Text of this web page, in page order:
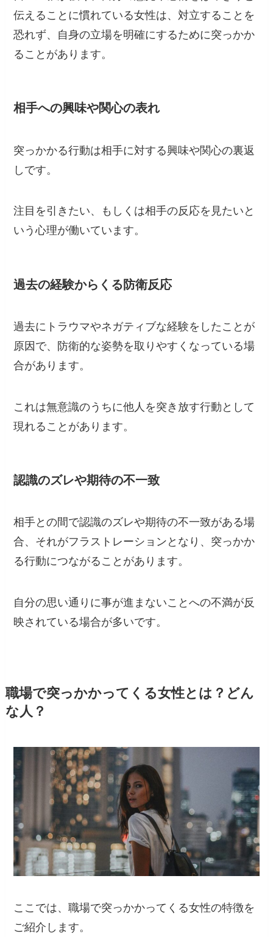
伝えることに慣れている女性は、対立することを
恐れず、自身の立場を明確にするために突っかか
ることがあります。
相手への興味や関心の表れ
突っかかる行動は相手に対する興味や関心の裏返
しです。
注目を引きたい、もしくは相手の反応を見たいと
いう心理が働いています。
過去の経験からくる防衛反応
過去にトラウマやネガティブな経験をしたことが
原因で、防衛的な姿勢を取りやすくなっている場
合があります。
これは無意識のうちに他人を突き放す行動として
現れることがあります。
認識のズレや期待の不一致
相手との間で認識のズレや期待の不一致がある場
合、それがフラストレーションとなり、突っかか
る行動につながることがあります。
自分の思い通りに事が進まないことへの不満が反
映されている場合が多いです。
職場で突っかかってくる女性とは？どん
な人？
ここでは、職場で突っかかってくる女性の特徴を
ご紹介します。